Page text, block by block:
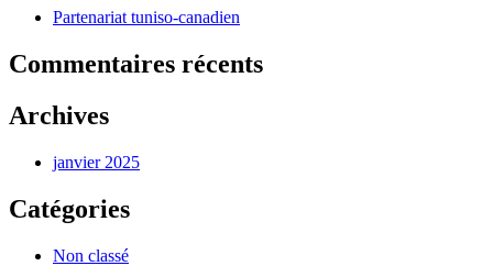
Partenariat tuniso-canadien
Commentaires récents
Archives
janvier 2025
Catégories
Non classé